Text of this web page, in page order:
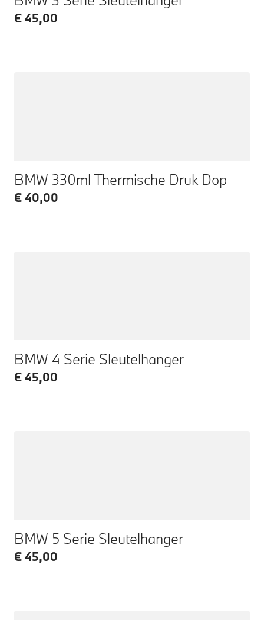
€ 45,00
BMW 330ml Thermische Druk Dop
€ 40,00
BMW 4 Serie Sleutelhanger
€ 45,00
BMW 5 Serie Sleutelhanger
€ 45,00